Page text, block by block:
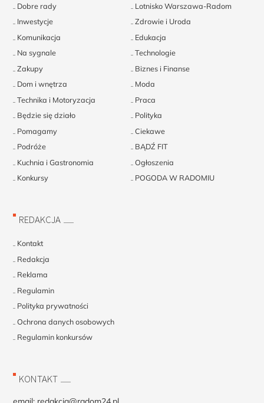
Dobre rady
Lotnisko Warszawa-Radom
Inwestycje
Zdrowie i Uroda
Komunikacja
Edukacja
Na sygnale
Technologie
Zakupy
Biznes i Finanse
Dom i wnętrza
Moda
Technika i Motoryzacja
Praca
Będzie się działo
Polityka
Pomagamy
Ciekawe
Podróże
BĄDŹ FIT
Kuchnia i Gastronomia
Ogłoszenia
Konkursy
POGODA W RADOMIU
REDAKCJA
Kontakt
Redakcja
Reklama
Regulamin
Polityka prywatności
Ochrona danych osobowych
Regulamin konkursów
KONTAKT